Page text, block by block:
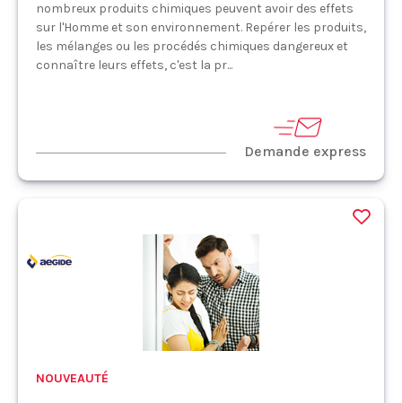
nombreux produits chimiques peuvent avoir des effets
sur l'Homme et son environnement. Repérer les produits,
les mélanges ou les procédés chimiques dangereux et
connaître leurs effets, c'est la pr...
Demande express
NOUVEAUTÉ